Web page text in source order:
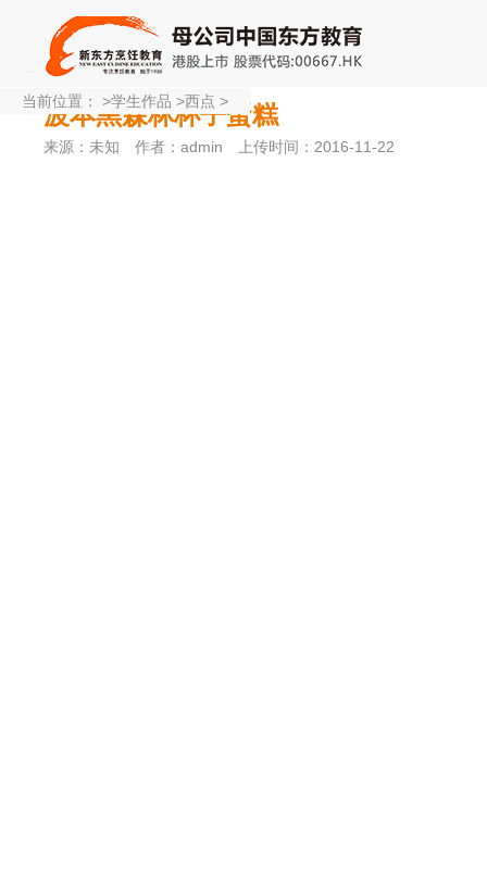
波本黑森林杯子蛋糕
来源：未知 作者：admin 上传时间：2016-11-22
当前位置： >学生作品 >西点 >